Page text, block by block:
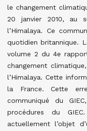
le changement
20 janvier 2010, au
l’Himalaya. Ce
quotidien britannique.
volume 2 du 4e
changement
l’Himalaya. Cette
la France. Cette
communiqué du
procédures du
actuellement l’objet